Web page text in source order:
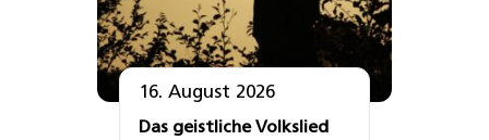
16. August 2026
Das geistliche Volkslied